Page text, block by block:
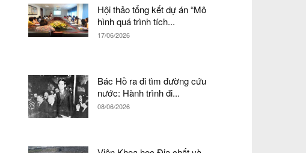
Hội thảo tổng kết dự án “Mô
hình quá trình tích...
17/06/2026
Bác Hồ ra đi tìm đường cứu
nước: Hành trình đi...
08/06/2026